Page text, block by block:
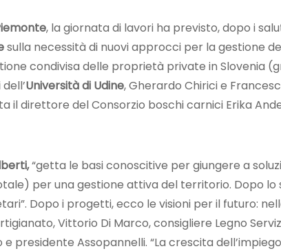
, la giornata di lavori ha previsto, dopo i
sulla necessità di nuovi approcci per la gestione
condivisa delle proprietà private in Slovenia
Università di Udine, Gherardo Chirici e
il direttore del Consorzio boschi carnici Erika
“getta le basi conoscitive per giungere a
per una gestione attiva del territorio. Dopo
Dopo i progetti, ecco le visioni per il futuro:
Vittorio Di Marco, consigliere Legno
presidente Assopannelli. “La crescita dell’